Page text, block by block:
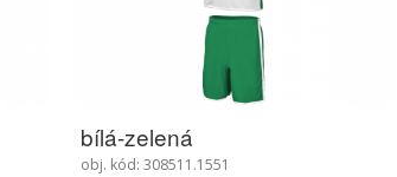
bílá-světle modrá
obj. kód: 308511.1570